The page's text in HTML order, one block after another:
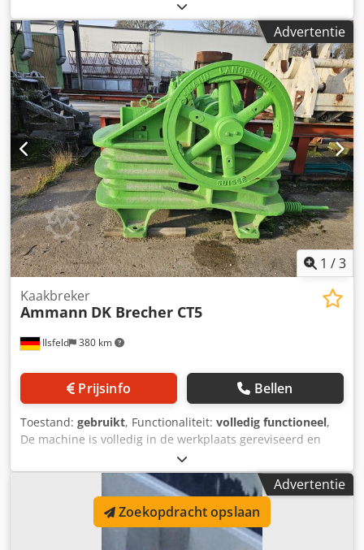
* Type: Zware uitvoering * A-A lengte: 3100 mm *
Bandbreedte: 1200 mm * Aandrijving: 15 kW tandwielkast
* Op voorraad: 2 stuks.
Advertentie
1 /3
Ilsfeld 380 km
Kaakbreker
Ammann DK Brecher CT5
Prijsinfo Bellen
Toestand: gebruikt, Functionaliteit: volledig functioneel,
De machine is volledig in de werkplaats gereviseerd en
voorzien van nieuwe breekplaten en nieuwe zijwiggen.
Crodpfxey Tyaqs Am Eef
Advertentie
Zoekopdracht opslaan